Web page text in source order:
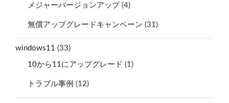
メジャーバージョンアップ (4)
無償アップグレードキャンペーン (31)
windows11 (33)
10から11にアップグレード (1)
トラブル事例 (12)